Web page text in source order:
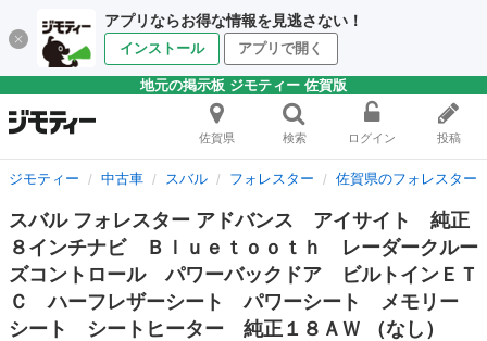
アプリならお得な情報を見逃さない！
インストール アプリで開く
地元の掲示板 ジモティー 佐賀版
佐賀県 検索 ログイン 投稿
ジモティー 中古車 スバル フォレスター 佐賀県のフォレスター
スバル フォレスター アドバンス アイサイト 純正
８インチナビ Ｂｌｕｅｔｏｏｔｈ レーダークルー
ズコントロール パワーバックドア ビルトインＥＴ
Ｃ ハーフレザーシート パワーシート メモリー
シート シートヒーター 純正１８ＡＷ （なし）